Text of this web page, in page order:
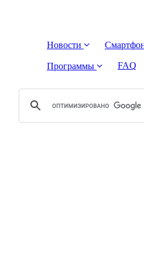
Новости
Программы FAQ